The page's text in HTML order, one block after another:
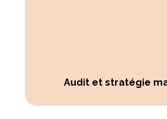
Audit et stratégie